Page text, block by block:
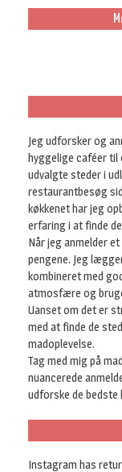
Jeg udforsker og
hyggelige caféer til
udvalgte steder i
restaurantbesøg
køkkenet har jeg
erfaring i at finde
Når jeg anmelder
pengene. Jeg
kombineret med
atmosfære og
Uanset om det er
med at finde de
madoplevelse.
Tag med mig på
nuancerede
udforske de bedste
Instagram has